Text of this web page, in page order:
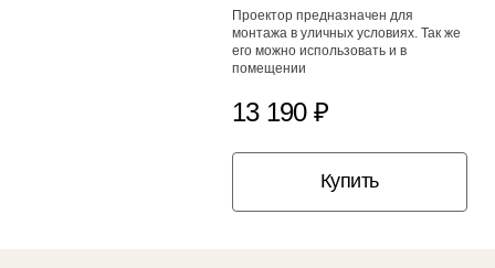
Проектор предназначен для
монтажа в уличных условиях. Так же
его можно использовать и в
помещении
13 190 ₽
Купить